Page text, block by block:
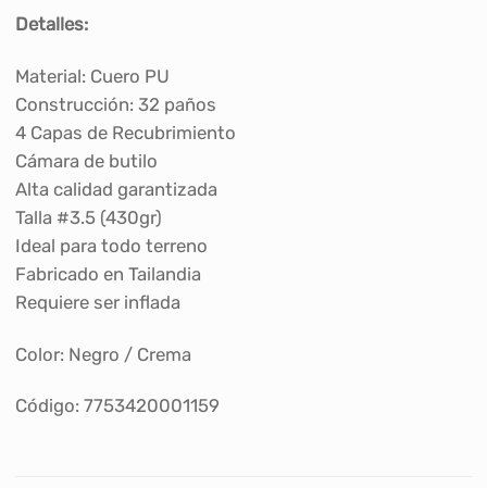
Detalles:
Material: Cuero PU
Construcción: 32 paños
4 Capas de Recubrimiento
Cámara de butilo
Alta calidad garantizada
Talla #3.5 (430gr)
Ideal para todo terreno
Fabricado en Tailandia
Requiere ser inflada
Color: Negro / Crema
Código: 7753420001159